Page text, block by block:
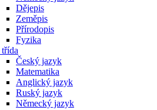
Dějepis
Zeměpis
Přírodopis
Fyzika
Český jazyk
Matematika
Anglický jazyk
Ruský jazyk
Německý jazyk